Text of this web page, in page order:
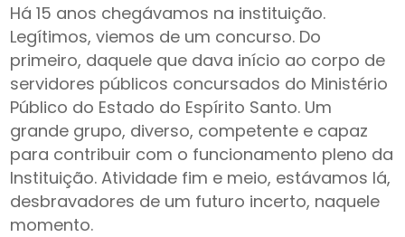
Há 15 anos chegávamos na instituição.
Legítimos, viemos de um concurso. Do
primeiro, daquele que dava início ao corpo de
servidores públicos concursados do Ministério
Público do Estado do Espírito Santo. Um
grande grupo, diverso, competente e capaz
para contribuir com o funcionamento pleno da
Instituição. Atividade fim e meio, estávamos lá,
desbravadores de um futuro incerto, naquele
momento.